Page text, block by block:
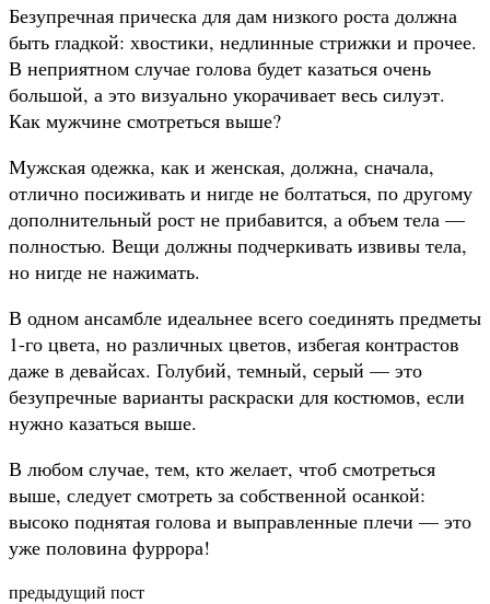
Безупречная прическа для дам низкого роста должна
быть гладкой: хвостики, недлинные стрижки и прочее.
В неприятном случае голова будет казаться очень
большой, а это визуально укорачивает весь силуэт.
Как мужчине смотреться выше?
Мужская одежка, как и женская, должна, сначала,
отлично посиживать и нигде не болтаться, по другому
дополнительный рост не прибавится, а объем тела —
полностью. Вещи должны подчеркивать извивы тела,
но нигде не нажимать.
В одном ансамбле идеальнее всего соединять предметы
1-го цвета, но различных цветов, избегая контрастов
даже в девайсах. Голубий, темный, серый — это
безупречные варианты раскраски для костюмов, если
нужно казаться выше.
В любом случае, тем, кто желает, чтоб смотреться
выше, следует смотреть за собственной осанкой:
высоко поднятая голова и выправленные плечи — это
уже половина фуррора!
предыдущий пост